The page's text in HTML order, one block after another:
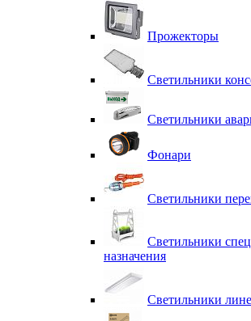
Прожекторы
Светильники
Светильники
Фонари
Светильники
Светильники
назначения
Светильники